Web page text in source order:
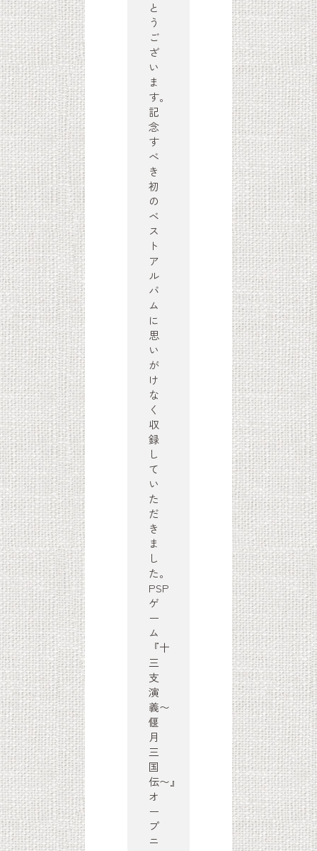
と
う
ご
ざ
い
ま
す。
記
念
す
べ
き
初
の
ベ
ス
ト
ア
ル
バ
ム
に
思
い
が
け
な
く
収
録
し
て
い
た
だ
き
ま
し
た。
PSP
ゲ
ー
ム
『十
三
支
演
義〜
偃
月
三
国
伝〜』
オ
ー
プ
ニ